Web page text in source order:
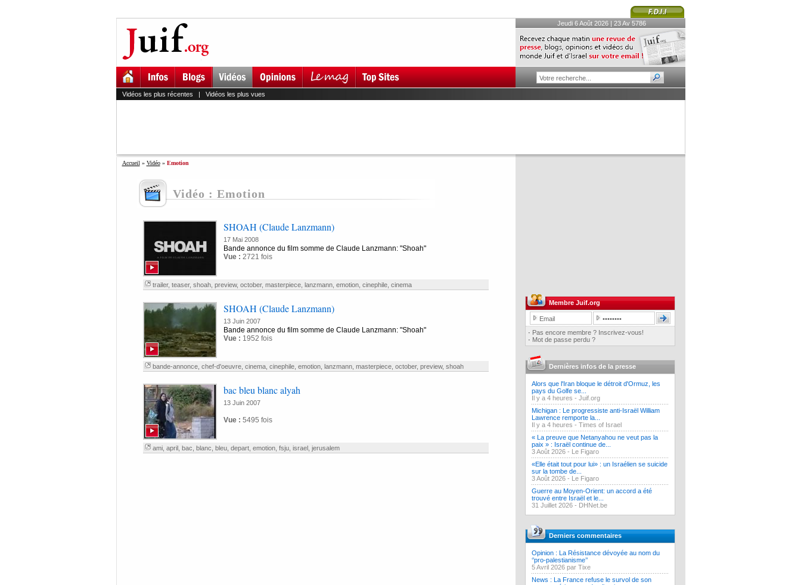
Jeudi 6 Août 2026 | 23 Av 5786
Vidéos les plus récentes | Vidéos les plus vues
Accueil » Vidéo» Emotion
Vidéo : Emotion
SHOAH (Claude Lanzmann)
17 Mai 2008
Bande annonce du film somme de Claude Lanzmann: "Shoah"
Vue : 2721 fois
trailer, teaser, shoah, preview, october, masterpiece, lanzmann, emotion, cinephile, cinema
SHOAH (Claude Lanzmann)
13 Juin 2007
Bande annonce du film somme de Claude Lanzmann: "Shoah"
Vue : 1952 fois
bande-annonce, chef-d'oeuvre, cinema, cinephile, emotion, lanzmann, masterpiece, october, preview, shoah
bac bleu blanc alyah
13 Juin 2007
Vue : 5495 fois
ami, april, bac blanc bleu, depart, emotion, fsju, israel, jerusalem
Membre Juif.org
· Pas encore membre ? Inscrivez-vous!
· Mot de passe perdu ?
Dernières infos de la presse
Alors que l'Iran bloque le détroit d'Ormuz, les
pays du Golfe se...
Il y a 4 heures - Juif.org
Michigan : Le progressiste anti-Israël William
Lawrence remporte la...
Il y a 4 heures - Times of Israel
« La preuve que Netanyahou ne veut pas la
paix » : Israël continue de...
3 Août 2026 - Le Figaro
«Elle était tout pour lui» : un Israélien se suicide
sur la tombe de...
3 Août 2026 - Le Figaro
Guerre au Moyen-Orient: un accord a été
trouvé entre Israël et le...
31 Juillet 2026 - DHNet.be
Derniers commentaires
Opinion : La Résistance dévoyée au nom du
‘’pro-palestianisme’’
5 Avril 2026 par Tixe
News : La France refuse le survol de son